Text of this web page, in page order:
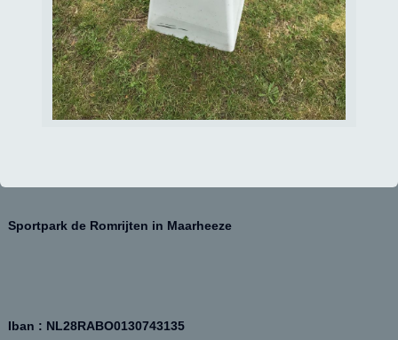
Sportpark de Romrijten in Maarheeze
Iban : NL28RABO0130743135